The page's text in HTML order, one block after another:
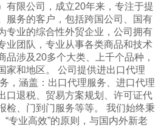
有限公司，成立20年来，专注于提
服务的客户，包括跨国公司、国有
专业的综合性外贸企业，公司拥有
业团队，专业从事各类商品和技术
品涉及20多个大类、上千个品种，
家和地区。 公司提供进出口代理
务，涵盖：出口代理服务、进口代理
口退税、贸易方案规划、许可证代
检、门到门服务等等。 我们始终秉
“专业高效”的原则，与国内外新老